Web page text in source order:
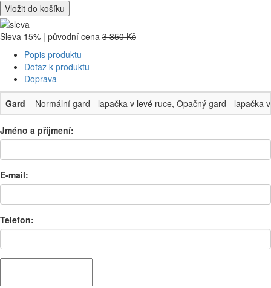
Vložit do košíku
Sleva 15% | původní cena 3 350 Kč
Popis produktu
Dotaz k produktu
Doprava
Gard Normální gard - lapačka v levé ruce, Opačný gard - lapačka
Jméno a příjmení:
E-mail:
Telefon: